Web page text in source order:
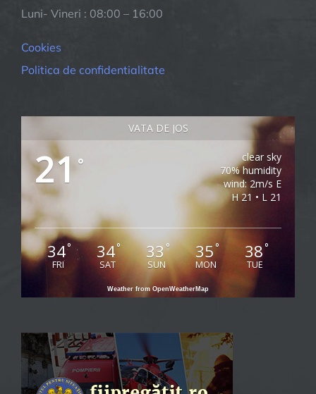
Luni- Vineri : 08:00 – 16:00
Cookies
Politica de confidentialitate
VATA DE JOS
21°
clear sky
70% humidity
wind: 2m/s E
H 21 • L 21
34°
FRI
34°
SAT
33°
SUN
35°
MON
38°
TUE
Weather from OpenWeatherMap